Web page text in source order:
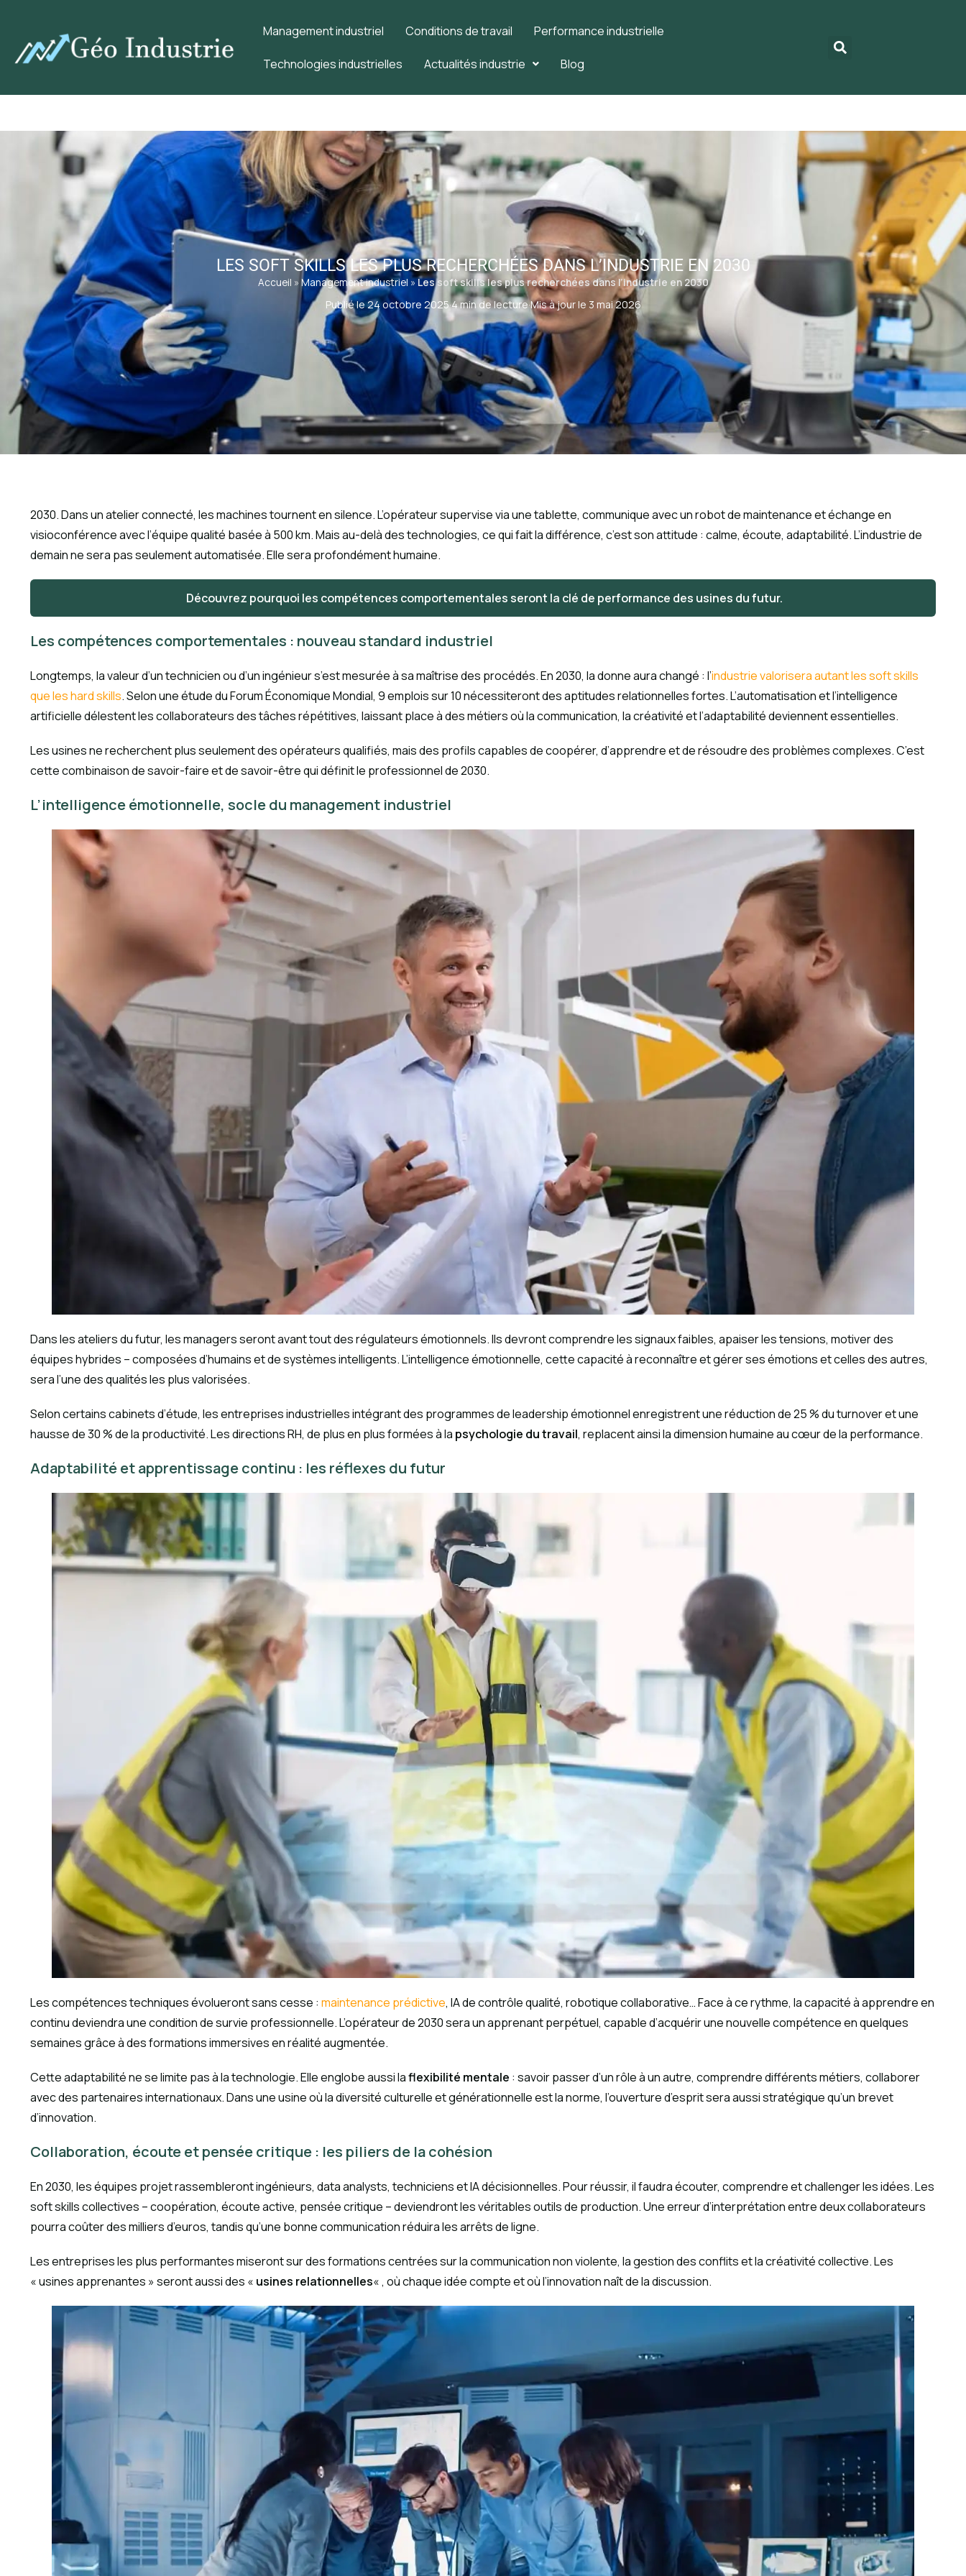
Management industriel Conditions de travail Performance industrielle
Technologies industrielles Actualités industrie Blog
LES SOFT SKILLS LES PLUS RECHERCHÉES DANS L’INDUSTRIE EN 2030
Accueil » Management industriel »Les soft skills les plus recherchées dans l’industrie en 2030
Publié le 24 octobre 2025·4 min de lecture·Mis à jour le 3 mai 2026
2030. Dans un atelier connecté, les machines tournent en silence. L’opérateur supervise via une tablette, communique avec un robot de maintenance et échange en
visioconférence avec l’équipe qualité basée à 500 km. Mais au-delà des technologies, ce qui fait la différence, c’est son attitude : calme, écoute, adaptabilité. L’industrie de
demain ne sera pas seulement automatisée. Elle sera profondément humaine.
Découvrez pourquoi les compétences comportementales seront la clé de performance des usines du futur.
Les compétences comportementales : nouveau standard industriel
Longtemps, la valeur d’un technicien ou d’un ingénieur s’est mesurée à sa maîtrise des procédés. En 2030, la donne aura changé : l’industrie valorisera autant les soft skills
que les hard skills. Selon une étude du Forum Économique Mondial, 9 emplois sur 10 nécessiteront des aptitudes relationnelles fortes. L’automatisation et l’intelligence
artificielle délestent les collaborateurs des tâches répétitives, laissant place à des métiers où la communication, la créativité et l’adaptabilité deviennent essentielles.
Les usines ne recherchent plus seulement des opérateurs qualifiés, mais des profils capables de coopérer, d’apprendre et de résoudre des problèmes complexes. C’est
cette combinaison de savoir-faire et de savoir-être qui définit le professionnel de 2030.
L’intelligence émotionnelle, socle du management industriel
Dans les ateliers du futur, les managers seront avant tout des régulateurs émotionnels. Ils devront comprendre les signaux faibles, apaiser les tensions, motiver des
équipes hybrides – composées d’humains et de systèmes intelligents. L’intelligence émotionnelle, cette capacité à reconnaître et gérer ses émotions et celles des autres,
sera l’une des qualités les plus valorisées.
Selon certains cabinets d’étude, les entreprises industrielles intégrant des programmes de leadership émotionnel enregistrent une réduction de 25 % du turnover et une
hausse de 30 % de la productivité. Les directions RH, de plus en plus formées à la psychologie du travail, replacent ainsi la dimension humaine au cœur de la performance.
Adaptabilité et apprentissage continu : les réflexes du futur
Les compétences techniques évolueront sans cesse : maintenance prédictive, IA de contrôle qualité, robotique collaborative… Face à ce rythme, la capacité à apprendre en
continu deviendra une condition de survie professionnelle. L’opérateur de 2030 sera un apprenant perpétuel, capable d’acquérir une nouvelle compétence en quelques
semaines grâce à des formations immersives en réalité augmentée.
Cette adaptabilité ne se limite pas à la technologie. Elle englobe aussi laflexibilité mentale : savoir passer d’un rôle à un autre, comprendre différents métiers, collaborer
avec des partenaires internationaux. Dans une usine où la diversité culturelle et générationnelle est la norme, l’ouverture d’esprit sera aussi stratégique qu’un brevet
d’innovation.
Collaboration, écoute et pensée critique : les piliers de la cohésion
En 2030, les équipes projet rassembleront ingénieurs, data analysts, techniciens et IA décisionnelles. Pour réussir, il faudra écouter, comprendre et challenger les idées. Les
soft skills collectives – coopération, écoute active, pensée critique – deviendront les véritables outils de production. Une erreur d’interprétation entre deux collaborateurs
pourra coûter des milliers d’euros, tandis qu’une bonne communication réduira les arrêts de ligne.
Les entreprises les plus performantes miseront sur des formations centrées sur la communication non violente, la gestion des conflits et la créativité collective. Les
« usines apprenantes » seront aussi des « usines relationnelles« , où chaque idée compte et où l’innovation naît de la discussion.